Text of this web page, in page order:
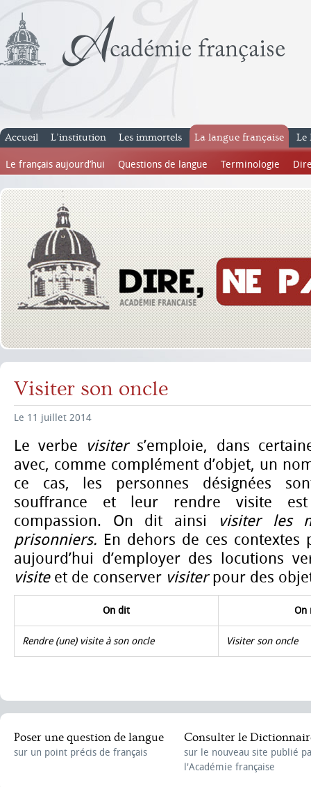
Accueil L’institution Les immortels La langue française
Le français aujourd’hui Questions de langue Terminologie
Le
Visiter son oncle
Le 11 juillet 2014
Le verbe visiter s’emploie, dans
avec, comme complément d’objet, un
ce cas, les personnes désignées
souffrance et leur rendre visite
compassion. On dit ainsi
visiter les
prisonniers. En dehors de ces contextes
aujourd’hui d’employer des locutions
visiteet de conserver visiterpour des
On dit On
Rendre (une) visite à son oncle Visiter son oncle
Poser une question de langue
sur un point précis de français
Consulter le
sur le nouveau site publié
l'Académie française